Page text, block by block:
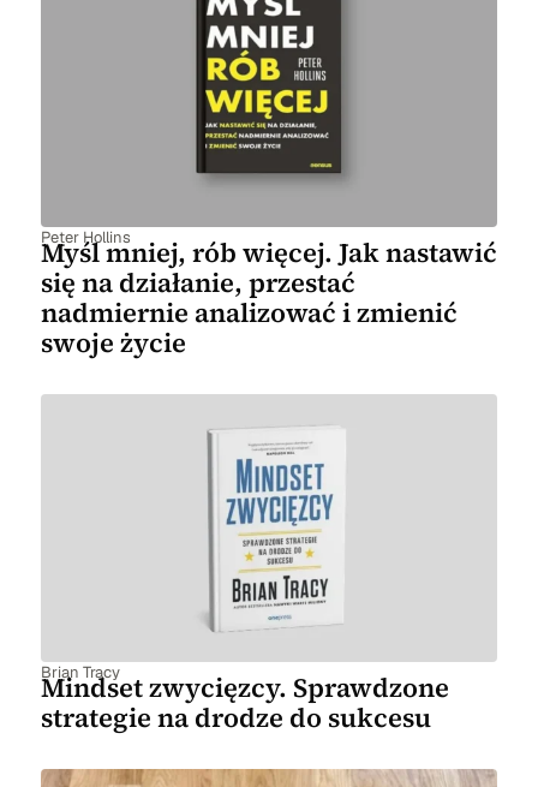
Peter Hollins
Myśl mniej, rób więcej. Jak nastawić
się na działanie, przestać
nadmiernie analizować i zmienić
swoje życie
Brian Tracy
Mindset zwycięzcy. Sprawdzone
strategie na drodze do sukcesu